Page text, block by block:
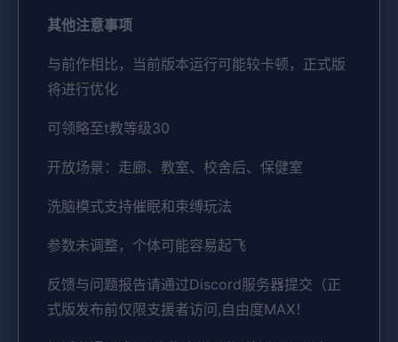
其他注意事项
与前作相比，当前版本运行可能较卡顿，正式版
将进行优化
可领略至t教等级30
开放场景：走廊、教室、校舍后、保健室
洗脑模式支持催眠和束缚玩法
参数未调整，个体可能容易起飞
反馈与问题报告请通过Discord服务器提交（正
式版发布前仅限支援者访问,自由度MAX！